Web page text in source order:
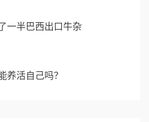
一半巴西出口牛杂
养活自己吗？